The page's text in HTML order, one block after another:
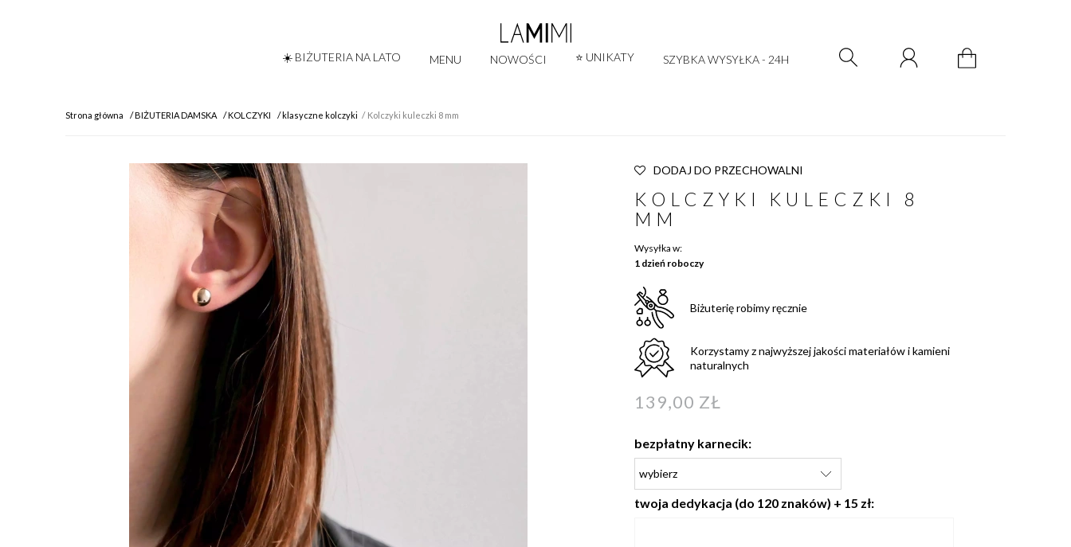
☀️ BIŻUTERIA NA LATO MENU NOWOŚCI ⭐ UNIKATY SZYBKA WYSYŁKA - 24H
Strona główna BIŻUTERIA DAMSKA KOLCZYKI klasyczne kolczyki Kolczyki kuleczki 8 mm
DODAJ DO PRZECHOWALNI
KOLCZYKI KULECZKI 8
MM
Wysyłka w:
1 dzień roboczy
Biżuterię robimy ręcznie
Korzystamy z najwyższej jakości materiałów i kamieni
naturalnych
139,00 ZŁ
bezpłatny karnecik:
twoja dedykacja (do 120 znaków) + 15 zł: